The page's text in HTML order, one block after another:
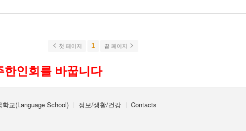
첫 페이지 1 끝 페이지
인회를 바꿉니다
학교(Language School) 정보/생활/건강 Contacts